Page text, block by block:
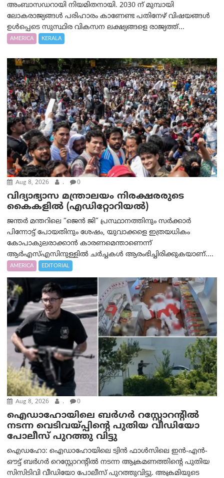
അംബാസഡറായി നിയമിതനായി. 2030 ന് മുമ്പായി
ലോകരാജ്യങ്ങൾ പരിഹാരം കാണേണ്ട പതിനേഴ് വിഷയങ്ങൾ
ഉൾപ്പെടെ സുസ്ഥിര വികസന ലക്ഷ്യങ്ങളെ രാജ്യത്ത്...
AMERICA KERALA
Aug 8, 2026 . 0
വിദ്യാഭ്യാസ മന്ത്രാലയം നിരക്ഷരരുടെ
കൈകളിൽ (എഡിറ്റോറിയല്‍)
ജന്തർ മന്തറിലെ “ജെൻ ജി” പ്രസ്ഥാനത്തിനും സർക്കാർ
പിന്നോട്ട് പോയതിനും ശേഷം, യുവാക്കളെ ഇത്രയധികം
കോപാകുലരാക്കാൻ കാരണമെന്താണെന്ന്
ആർ‌എസ്‌എസിനുള്ളിൽ ചർച്ചകൾ ആരംഭിച്ചിരിക്കുകയാണ്....
AMERICA EDITORIAL
Aug 8, 2026 . 0
ഐഡാഹോയിലെ ബർഗർ റസ്റ്റോറന്റിൽ
നടന്ന വെടിവയ്പ്പിന്റെ പുതിയ വീഡിയോ
പോലീസ് പുറത്തു വിട്ടു
ഐഡഹോ: ഐഡാഹോയിലെ ട്വിൻ ഫാൾസിലെ ഇൻ-എൻ-
ഔട്ട് ബർഗർ റെസ്റ്റോറന്റിൽ നടന്ന ആക്രമണത്തിന്റെ പുതിയ
സിസിടിവി വീഡിയോ പോലീസ് പുറത്തുവിട്ടു. അക്രമിയുടെ